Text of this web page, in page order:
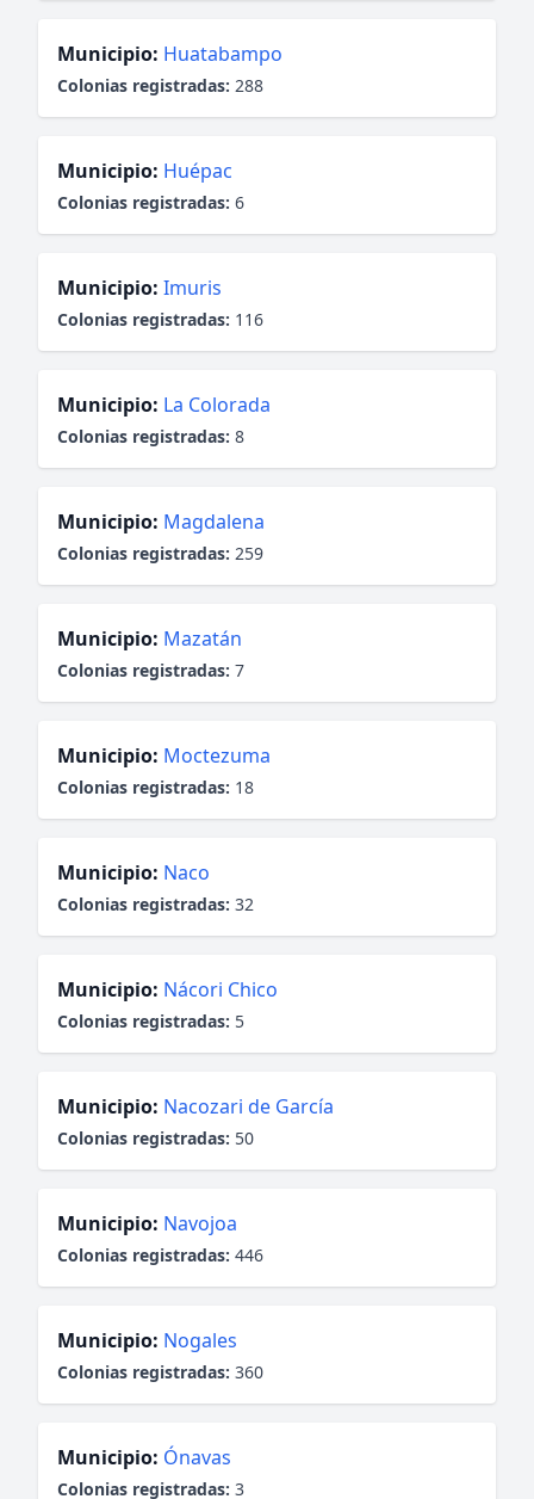
Municipio: Huatabampo
Colonias registradas: 288
Municipio: Huépac
Colonias registradas: 6
Municipio: Imuris
Colonias registradas: 116
Municipio: La Colorada
Colonias registradas: 8
Municipio: Magdalena
Colonias registradas: 259
Municipio: Mazatán
Colonias registradas: 7
Municipio: Moctezuma
Colonias registradas: 18
Municipio: Naco
Colonias registradas: 32
Municipio: Nácori Chico
Colonias registradas: 5
Municipio: Nacozari de García
Colonias registradas: 50
Municipio: Navojoa
Colonias registradas: 446
Municipio: Nogales
Colonias registradas: 360
Municipio: Ónavas
Colonias registradas: 3